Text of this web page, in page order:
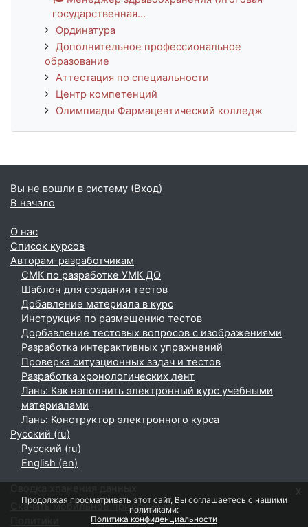
государственная...
Ординатура
Дополнительное профессиональное
образование
Аттестация по специальности
Центр компетенций
Олимпиады Фармацевтический колледж
Вы не вошли в систему (Вход)
В начало
О нас
Список курсов
Авторам-разработчикам
СМК по разработке УМК ДО
Шаблон для создания тестов
Добавление материала в курс
Инструкция по размещению тестов
Дорбавление тестовых вопросов с изображениями
Разработка интерактивных упражнений
Проверка ситуационных задач и тестов
Разработка хронологических лент
Лань: Как наполнить электронный курс учебными
материалами
Лань: Конструктор электронного курса
Русский ‎(ru)‎
Русский ‎(ru)‎
English ‎(en)‎
Скачать мобильное приложение
Продолжая просматривать этот сайт, Вы соглашаетесь с нашими
политиками:
Политика конфиденциальности
x